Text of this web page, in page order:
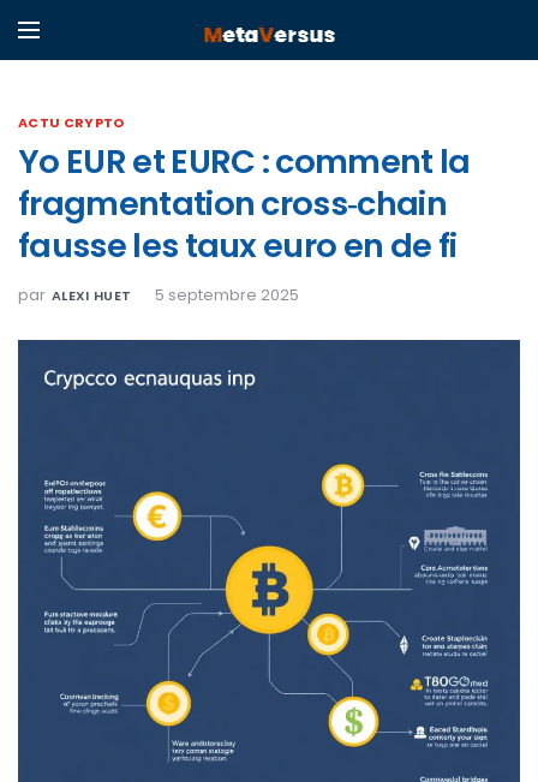
ACTU CRYPTO
Yo EUR et EURC : comment la
fragmentation cross‑chain
fausse les taux euro en de fi
par ALEXI HUET 5 septembre 2025